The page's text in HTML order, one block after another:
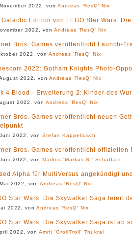
2022, von Andreas 'ResQ' Nix
Galactic Edition von LEGO Star Wars:
2022, von Andreas 'ResQ' Nix
Bros. Games veröffentlicht Launch-
2022, von Andreas 'ResQ' Nix
2022: Gotham Knights Photo-
2022, von Andreas 'ResQ' Nix
4 Blood - Erweiterung 2: Kinder des
2022, von Andreas 'ResQ' Nix
Bros. Games veröffentlicht neuen
2022, von Stefan Kappellusch
Bros. Games veröffentlicht
2022, von Markus 'Markus S.' Schaffarz
Alpha für MultiVersus angekündigt
2022, von Andreas 'ResQ' Nix
Star Wars: Die Skywalker Saga feiert
2022, von Andreas 'ResQ' Nix
Star Wars: Die Skywalker Saga ist ab
2022, von Amrit 'GrollTroll' Thukral